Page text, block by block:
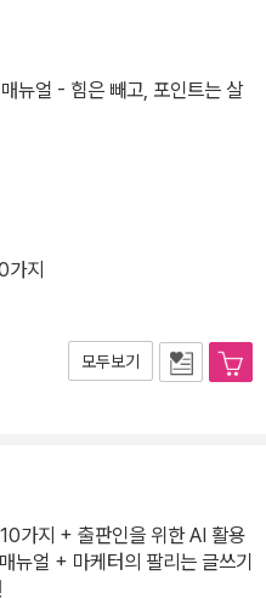
뉴얼 - 힘은 빼고, 포인트는 살
가지
모두보기
가지 + 출판인을 위한 AI 활용
뉴얼 + 마케터의 팔리는 글쓰기